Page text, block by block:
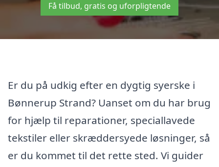
Få tilbud, gratis og uforpligtende
Er du på udkig efter en dygtig syerske i
Bønnerup Strand? Uanset om du har brug
for hjælp til reparationer, speciallavede
tekstiler eller skræddersyede løsninger, så
er du kommet til det rette sted. Vi guider